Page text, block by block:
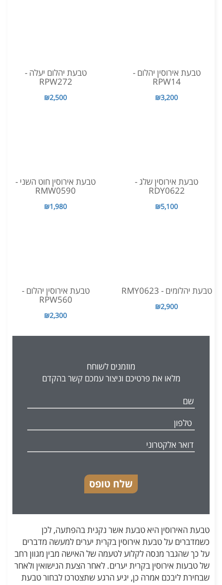
טבעת אירוסין יהלום -
RPW14
₪3,200
טבעת יהלום יעלה -
RPW272
₪2,500
טבעת אירוסין שלג -
RDY0622
₪5,100
טבעת אירוסין חוט השני -
RMW0590
₪1,980
טבעת יהלומים - RMY0623
₪2,900
טבעת אירוסין יהלום -
RPW560
₪2,300
מוזמנים לשוחח
מלאו את פרטיכם וניצור עמכם קשר בהקדם
שלח טופס
טבעת האירוסין היא טבעת אשר נקנית בהפתעה, לכן
כשמדברים על טבעת אירוסין בקרית יערים למעשה מדברים
על כך שהגבר מנסה לקלוע לטעמה של האישה מבין מגוון רחב
של טבעות אירוסין בקרית יערים. לאחר הצעת הנישואין ולאחר
שבחירת ליבכם אמרה כן, יגיע הרגע שתצטרכו לבחור טבעת